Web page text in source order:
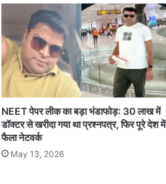
NEET पेपर लीक का बड़ा भंडाफोड़: 30 लाख में
डॉक्टर से खरीदा गया था प्रश्नपत्र, फिर पूरे देश में
फैला नेटवर्क
May 13, 2026